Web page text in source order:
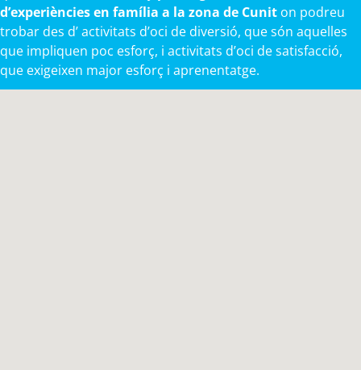
d’experiències en família a la zona de Cunit on podreu
trobar des d’ activitats d’oci de diversió, que són aquelles
que impliquen poc esforç, i activitats d’oci de satisfacció,
que exigeixen major esforç i aprenentatge.